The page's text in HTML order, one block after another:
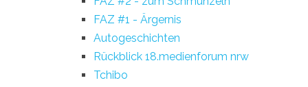
FAZ #1 - Ärgernis
Autogeschichten
Rückblick 18.medienforum nrw
Tchibo